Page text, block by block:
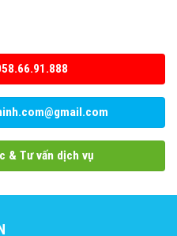
& Tư vấn dịch vụ